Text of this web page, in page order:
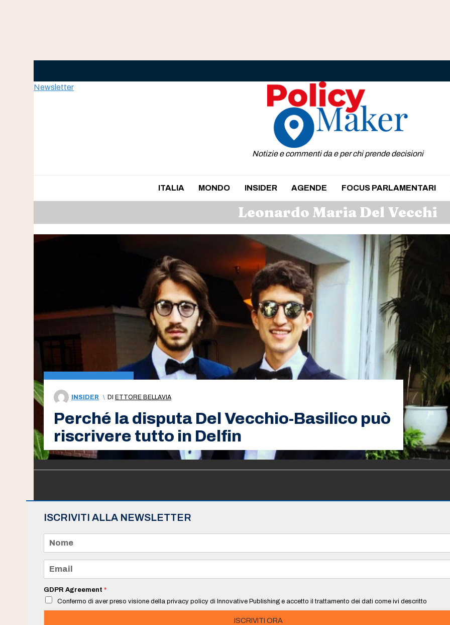
Newsletter
Notizie e commenti da e per chi prende decisioni
ITALIA MONDO INSIDER AGENDE FOCUS PARLAMENTARI
Leonardo Maria Del Vecchi
INSIDER \ DI ETTORE BELLAVIA
Perché la disputa Del Vecchio-Basilico può
riscrivere tutto in Delfin
ISCRIVITI ALLA NEWSLETTER
m
e
a
i
*
GDPR Agreement *
Confermo di aver preso visione della privacy policy di Innovative Publishing e accetto il trattamento dei dati come ivi descritto
ISCRIVITI ORA